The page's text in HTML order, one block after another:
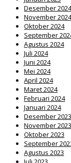
Desember 2024
November 2024
Oktober 2024
September
Agustus 2024
Juli 2024
Juni 2024
Mei 2024
April 2024
Maret 2024
Februari 2024
Januari 2024
Desember 2023
November 2023
Oktober 2023
September
Agustus 2023